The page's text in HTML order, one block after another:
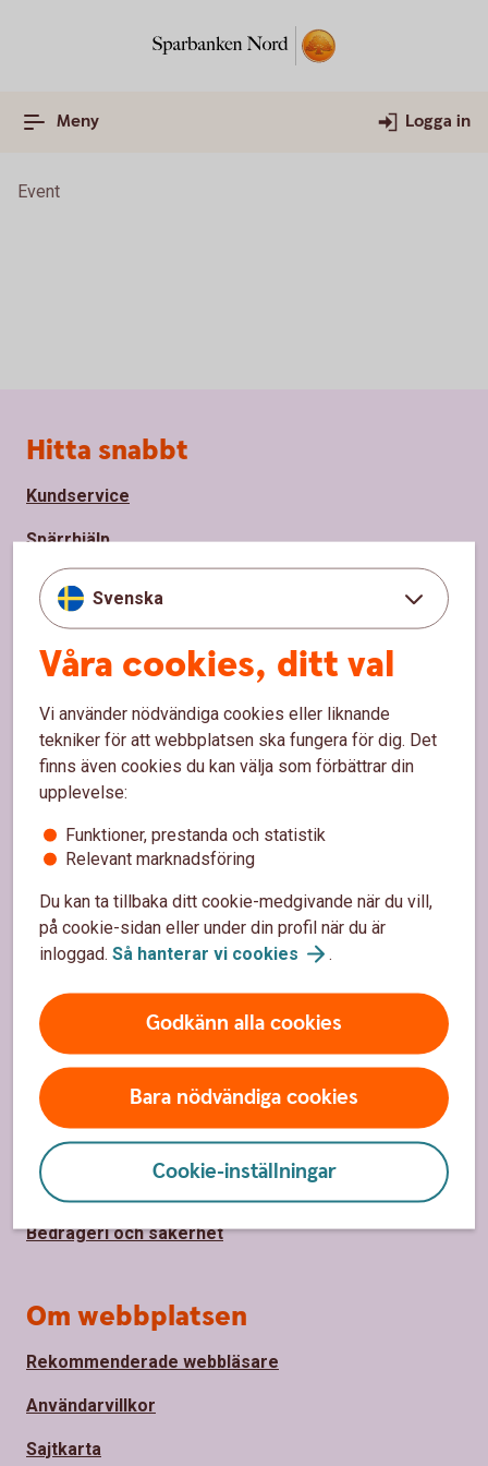
Meny Logga in
Event
Svenska
Våra cookies, ditt val
Vi använder nödvändiga cookies eller liknande
tekniker för att webbplatsen ska fungera för dig. Det
finns även cookies du kan välja som förbättrar din
upplevelse:
Funktioner, prestanda och statistik
Relevant marknadsföring
Du kan ta tillbaka ditt cookie-medgivande när du vill,
på cookie-sidan eller under din profil när du är
inloggad. Så hanterar vi cookies .
Godkänn alla cookies
Bara nödvändiga cookies
Cookie-inställningar
Sidfot
Hitta snabbt
Kundservice
Spärrhjälp
Hitta bankkontor
Bli kund
Priser, räntor och kurser
Om oss
Om Sparbanken Nord
Hållbarhet
Press
Säkerhet och integritet
Ta tillbaka cookie-medgivande
Så hanterar vi cookies
Behandling av personuppgifter
Bedrägeri och säkerhet
Om webbplatsen
Rekommenderade webbläsare
Användarvillkor
Sajtkarta